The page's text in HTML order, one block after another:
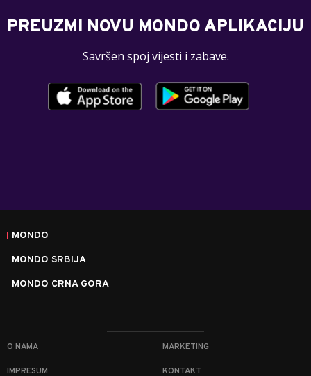
PREUZMI NOVU MONDO APLIKACIJU
Savršen spoj vijesti i zabave.
MONDO
MONDO SRBIJA
MONDO CRNA GORA
O NAMA MARKETING
IMPRESUM KONTAKT